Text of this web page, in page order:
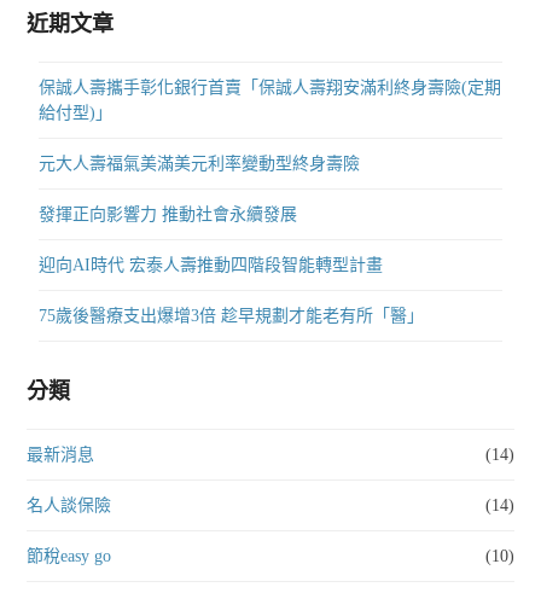
近期文章
保誠人壽攜手彰化銀行首賣「保誠人壽翔安滿利終身壽險(定期
給付型)」
元大人壽福氣美滿美元利率變動型終身壽險
發揮正向影響力 推動社會永續發展
迎向AI時代 宏泰人壽推動四階段智能轉型計畫
75歲後醫療支出爆增3倍 趁早規劃才能老有所「醫」
分類
最新消息 (14)
名人談保險 (14)
節稅easy go (10)